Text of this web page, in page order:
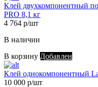
Клей двухкомпонентный
PRO 8,1 кг
4 764 р/шт
В наличии
В корзину Добавлен
Клей однокомпонентный
10 000 р/шт